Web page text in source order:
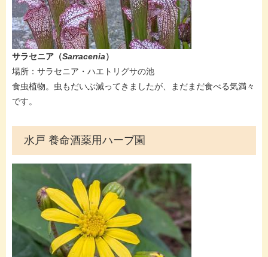
サラセニア（Sarracenia​）
場所：サラセニア・ハエトリグサの池
​食虫植物。虫もだいぶ減ってきましたが、まだまだ食べる気満々
です。
水戸 養命酒薬用ハーブ園